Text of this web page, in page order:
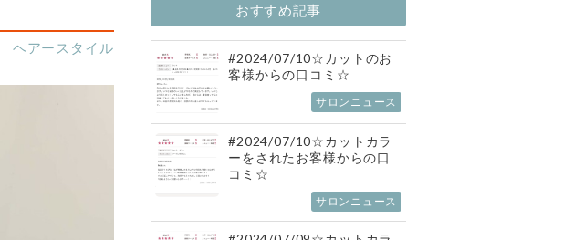
ヘアースタイル
おすすめ記事
#2024/07/10☆カットのお
客様からの口コミ☆
サロンニュース
#2024/07/10☆カットカラ
ーをされたお客様からの口
コミ☆
サロンニュース